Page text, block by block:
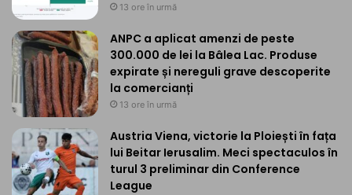
13 ore în urmă
ANPC a aplicat amenzi de peste
300.000 de lei la Bâlea Lac. Produse
expirate și nereguli grave descoperite
la comercianți
13 ore în urmă
Austria Viena, victorie la Ploiești în fața
lui Beitar Ierusalim. Meci spectaculos în
turul 3 preliminar din Conference
League